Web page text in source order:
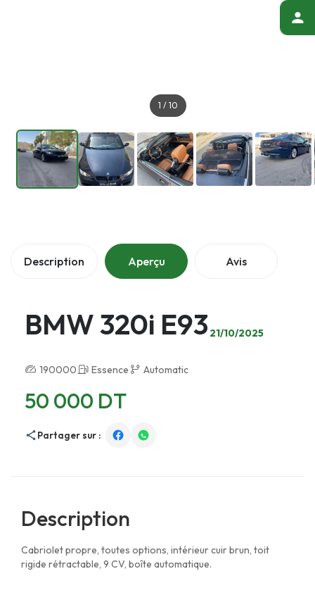
1 / 10
Description Aperçu Avis
BMW 320i E93 21/10/2025
190000 Essence Automatic
50 000 DT
Partager sur :
Description
Cabriolet propre, toutes options, intérieur cuir brun, toit
rigide rétractable, 9 CV, boîte automatique.